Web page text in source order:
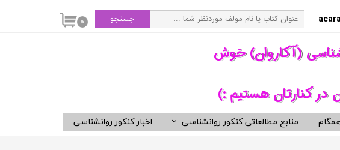
منابع مطالعاتی کنکور روانشناسی
اخبار کنکور روانشناسی
۰ جستجو
(آکاروان) خوش
در کنارتان هستیم :)